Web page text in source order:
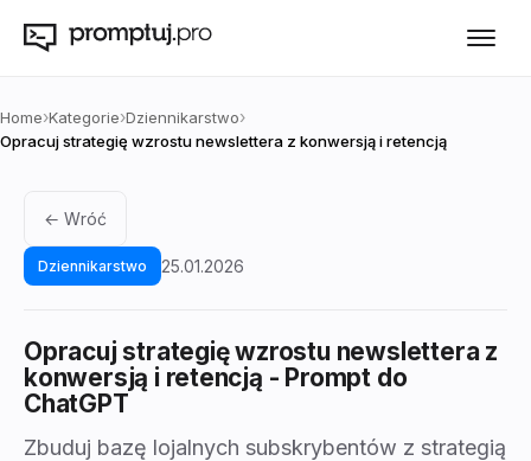
Home›Kategorie›Dziennikarstwo›
Opracuj strategię wzrostu newslettera z konwersją i retencją
← Wróć
Dziennikarstwo 25.01.2026
Opracuj strategię wzrostu newslettera z
konwersją i retencją - Prompt do
ChatGPT
Zbuduj bazę lojalnych subskrybentów z strategią